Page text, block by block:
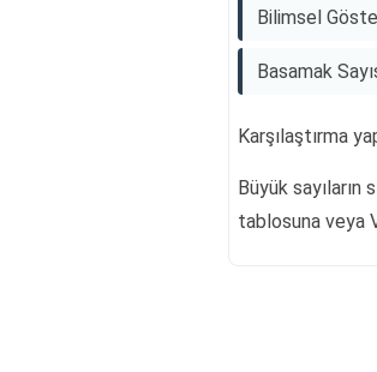
Bilimsel
Basamak
Karşılaştırma
Büyük
tablosuna veya